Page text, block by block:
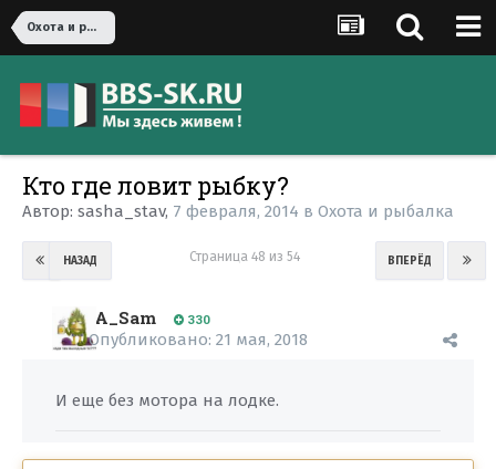
Охота и рыбалка
Кто где ловит рыбку?
Автор: sasha_stav, 7 февраля, 2014 в Охота и рыбалка
НАЗАД ВПЕРЁД
Страница 48 из 54
A_Sam 330
Опубликовано: 21 мая, 2018
И еще без мотора на лодке.